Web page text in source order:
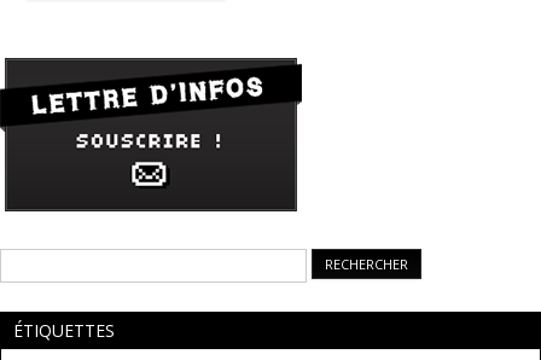
ÉTIQUETTES